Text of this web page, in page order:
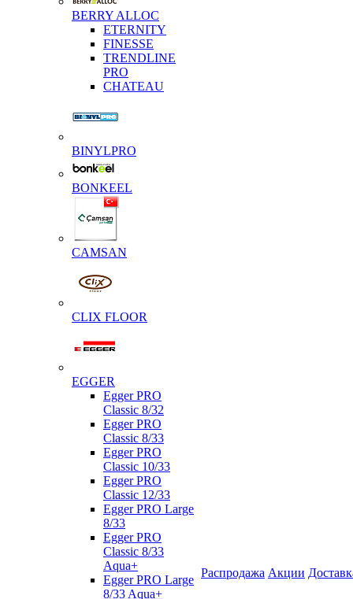
BERRY ALLOC
ETERNITY
FINESSE
TRENDLINE
PRO
CHATEAU
BINYLPRO
BONKEEL
CAMSAN
CLIX FLOOR
EGGER
Egger PRO
Classic 8/32
Egger PRO
Classic 8/33
Egger PRO
Classic 10/33
Egger PRO
Classic 12/33
Egger PRO Large
8/33
Egger PRO
Classic 8/33
Aqua+
Egger PRO Large
8/33 Aqua+
Распродажа Акции